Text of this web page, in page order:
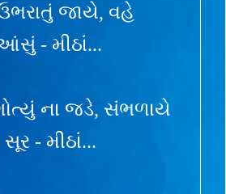
જાયે, વહે
- મીઠાં...
ના જડે, સંભળાયે
- મીઠાં...